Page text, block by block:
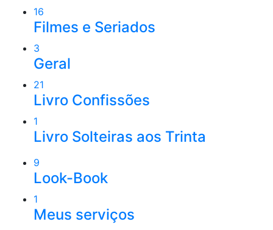
16
Filmes e Seriados
3
Geral
21
Livro Confissões
1
Livro Solteiras aos Trinta
9
Look-Book
1
Meus serviços